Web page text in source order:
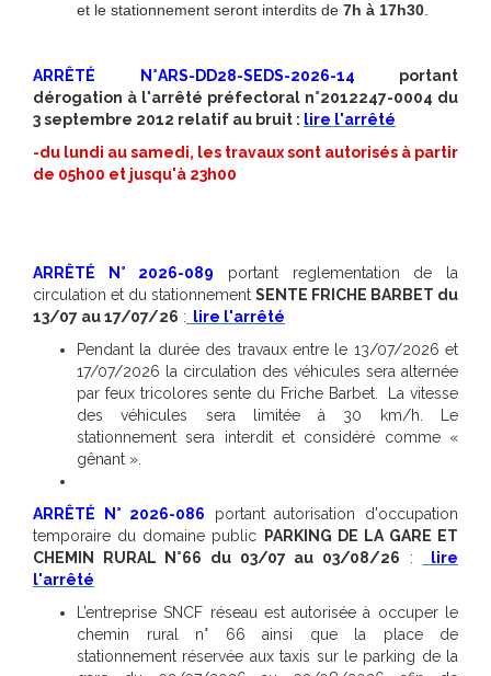
et le stationnement seront interdits de 7h à 17h30
ARRÊTÉ N°ARS-DD28-SEDS-2026-14 portant
dérogation à l'arrêté préfectoral n°2012247-0004 du
3 septembre 2012 relatif au bruit : lire l'arrêté
-du lundi au samedi, les travaux sont autorisés à partir
de 05h00 et jusqu'à 23h00
ARRÊTÉ N° 2026-089 portant reglementation de la
circulation et du stationnement SENTE FRICHE BARBET du
13/07 au 17/07/26 :
lire l'arrêté
Pendant la durée des travaux entre le 13/07/2026 et
17/07/2026 la circulation des véhicules sera alternée
par feux tricolores sente du Friche Barbet. La vitesse
des véhicules sera limitée à 30 km/h. Le
stationnement sera interdit et considéré comme «
gênant ».
ARRÊTÉ N° 2026-086 portant autorisation d'occupation
temporaire du domaine public
PARKING DE LA GARE ET
CHEMIN RURAL N°66 du 03/07 au 03/08/26 :
lire
l'arrêté
L’entreprise SNCF réseau est autorisée à occuper le
chemin rural n° 66 ainsi que la place de
stationnement réservée aux taxis sur le parking de la